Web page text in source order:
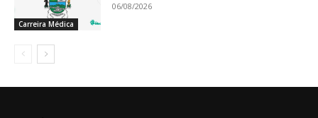
Carreira Médica
06/08/2026